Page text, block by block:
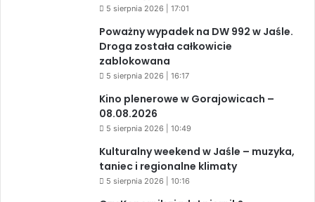
5 sierpnia 2026 | 17:01
Poważny wypadek na DW 992 w Jaśle.
Droga została całkowicie
zablokowana
5 sierpnia 2026 | 16:17
Kino plenerowe w Gorajowicach –
08.08.2026
5 sierpnia 2026 | 10:49
Kulturalny weekend w Jaśle – muzyka,
taniec i regionalne klimaty
5 sierpnia 2026 | 10:16